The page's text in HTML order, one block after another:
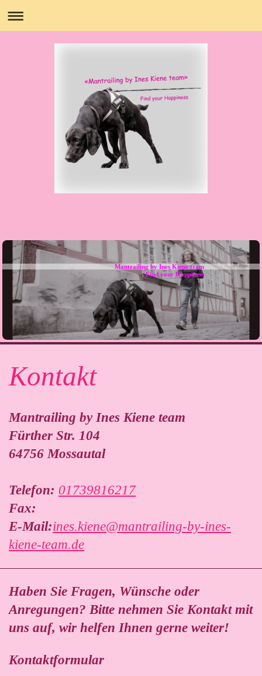
Mantrailing by Ines Kiene team
Find your Happiness
Kontakt
Mantrailing by Ines Kiene team
Fürther Str. 104
64756 Mossautal
Telefon: 01739816217
Fax:
E-Mail:ines.kiene@mantrailing-by-ines-
kiene-team.de
Haben Sie Fragen, Wünsche oder
Anregungen? Bitte nehmen Sie Kontakt mit
uns auf, wir helfen Ihnen gerne weiter!
Kontaktformular